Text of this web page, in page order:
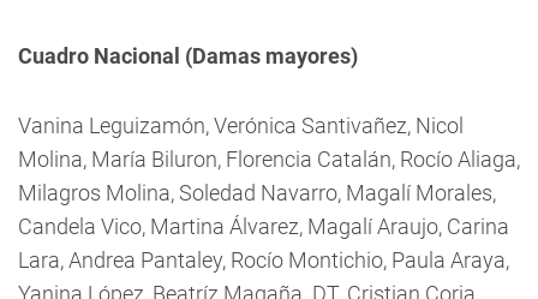
Cuadro Nacional (Damas mayores)
Vanina Leguizamón, Verónica Santivañez, Nicol
Molina, María Biluron, Florencia Catalán, Rocío Aliaga,
Milagros Molina, Soledad Navarro, Magalí Morales,
Candela Vico, Martina Álvarez, Magalí Araujo, Carina
Lara, Andrea Pantaley, Rocío Montichio, Paula Araya,
Yanina López, Beatríz Magaña. DT. Cristian Coria.